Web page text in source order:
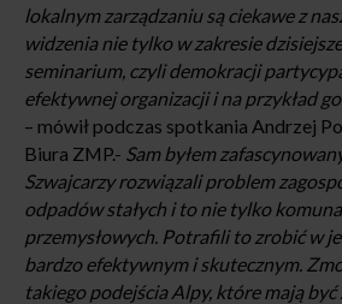
lokalnym zarządzaniu są ciekawe z
widzenia nie tylko w zakresie
seminarium, czyli demokracji
efektywnej organizacji i na przykład
– mówił podczas spotkania Andrzej
Biura ZMP.- Sam byłem
Szwajcarzy rozwiązali problem
odpadów stałych i to nie tylko
przemysłowych. Potrafili to zrobić w
bardzo efektywnym i skutecznym.
takiego podejścia Alpy, które mają być